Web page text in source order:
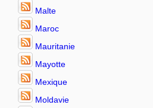
Malte
Maroc
Mauritanie
Mayotte
Mexique
Moldavie